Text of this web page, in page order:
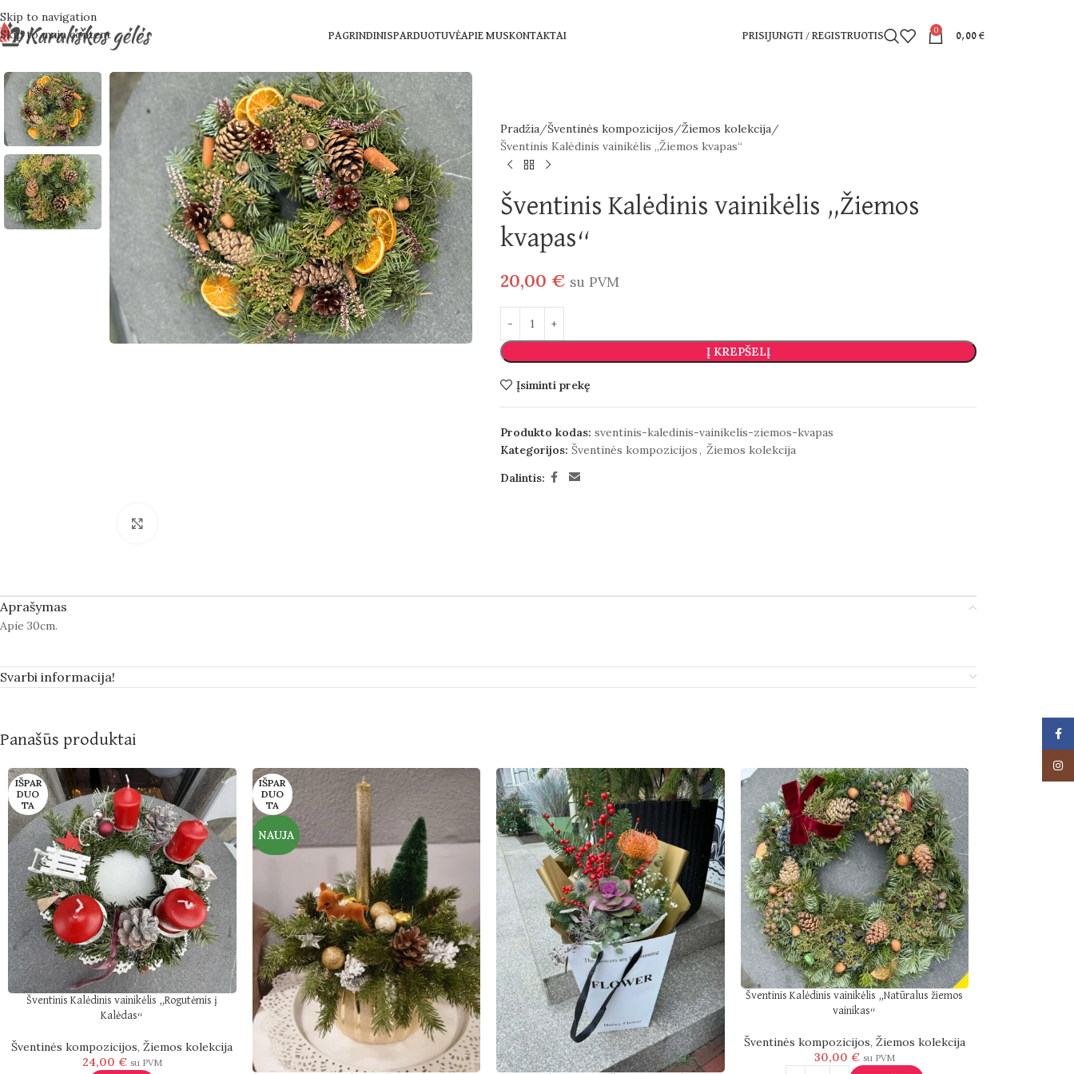
Skip to navigation
Skip to main content
PAGRINDINISPARDUOTUVĖAPIE MUSKONTAKTAI PRISIJUNGTI / REGISTRUOTIS
0
0,00 €
Pradžia Šventinės kompozicijos
Žiemos kolekcija
Šventinis Kalėdinis vainikėlis „Žiemos kvapas“
Šventinis Kalėdinis vainikėlis „Žiemos
kvapas“
20,00 € su PVM
Į KREPŠELĮ
Įsiminti prekę
Produkto kodas: sventinis-kaledinis-vainikelis-ziemos-kvapas
Kategorijos: Šventinės kompozicijos, Žiemos kolekcija
Dalintis:
Aprašymas
Apie 30cm.
Svarbi informacija!
Panašūs produktai
IŠPAR
DUO
TA
Šventinis Kalėdinis vainikėlis „Rogutėmis į
Kalėdas“
Šventinės kompozicijos,Žiemos kolekcija
24,00 € su PVM
IŠPAR
DUO
TA
NAUJA
Šventinis Kalėdinis vainikėlis „Natūralus žiemos
vainikas“
Šventinės kompozicijos, Žiemos kolekcija
30,00 € su PVM